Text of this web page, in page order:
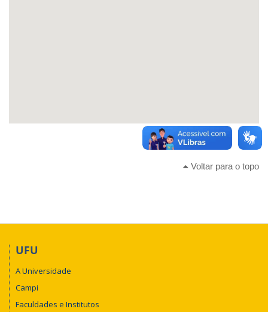
Voltar para o topo
UFU
A Universidade
Campi
Faculdades e Institutos